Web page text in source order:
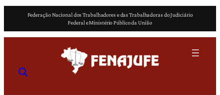
o
Federação Nacional dos Trabalhadores e das Trabalhadoras do Judiciário
Federal e Ministério Público da União